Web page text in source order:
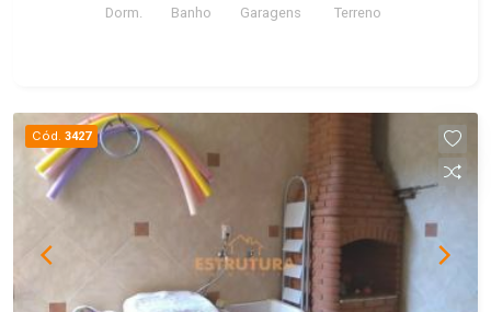
Dorm. Banho Garagens Terreno
Cód. 3427